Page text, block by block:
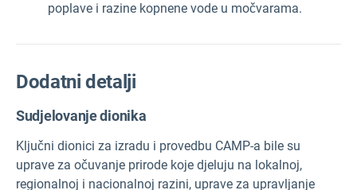
poplave i razine kopnene vode u močvarama.
Dodatni detalji
Sudjelovanje dionika
Ključni dionici za izradu i provedbu CAMP-a bile su
uprave za očuvanje prirode koje djeluju na lokalnoj,
regionalnoj i nacionalnoj razini, uprave za upravljanje